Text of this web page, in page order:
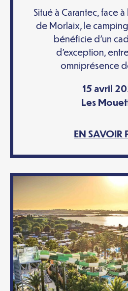
Situé à Carantec, face
de Morlaix, le
bénéficie d’un
d’exception,
omniprésence
15 avril
Les
EN SAVOIR